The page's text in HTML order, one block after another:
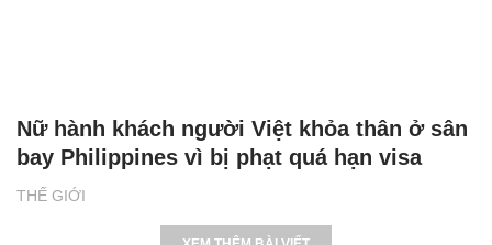
THẾ GIỚI
Nữ hành khách người Việt khỏa thân ở sân
bay Philippines vì bị phạt quá hạn visa